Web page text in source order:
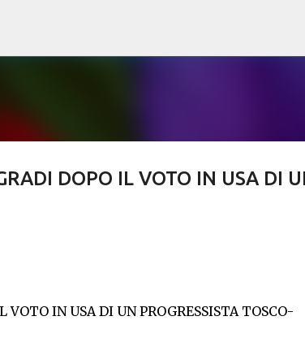
DOPO IL VOTO IN USA DI
IN USA DI UN PROGRESSISTA TOSCO-